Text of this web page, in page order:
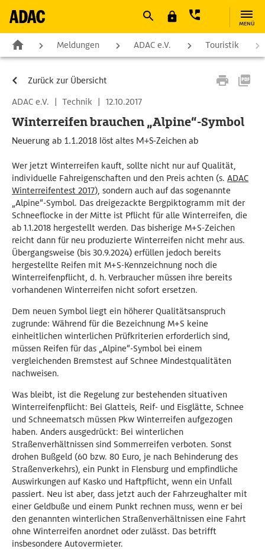
MENÜ
Meldungen ADAC e.V. Touristik
Zurück zur Übersicht
ADAC e.V.
| Technik | 12.10.2017
Winterreifen brauchen „Alpine“-Symbol
Neuerung ab 1.1.2018 löst altes M+S-Zeichen ab
Wer jetzt Winterreifen kauft, sollte nicht nur auf Qualität,
individuelle Fahreigenschaften und den Preis achten (s. ADAC
Winterreifentest 2017), sondern auch auf das sogenannte
„Alpine“-Symbol. Das dreigezackte Bergpiktogramm mit der
Schneeflocke in der Mitte ist Pflicht für alle Winterreifen, die
ab 1.1.2018 hergestellt werden. Das bisherige M+S-Zeichen
reicht dann für neu produzierte Winterreifen nicht mehr aus.
Übergangsweise (bis 30.9.2024) erfüllen jedoch bereits
hergestellte Reifen mit M+S-Kennzeichnung noch die
Winterreifenpflicht, d. h. Verbraucher müssen ihre bereits
vorhandenen Winterreifen nicht sofort ersetzen.
Dem neuen Symbol liegt ein höherer Qualitätsanspruch
zugrunde: Während für die Bezeichnung M+S keine
einheitlichen winterlichen Prüfkriterien erforderlich sind,
müssen Reifen für das „Alpine“-Symbol bei einem
vergleichenden Bremstest auf Schnee Mindestqualitäten
nachweisen.
Was bleibt, ist die Regelung zur bestehenden situativen
Winterreifenpflicht: Bei Glatteis, Reif- und Eisglätte, Schnee
und Schneematsch müssen Pkw Winterreifen aufgezogen
haben. Anders ausgedrückt: Bei winterlichen
Straßenverhältnissen sind Sommerreifen verboten. Sonst
drohen Bußgeld (60 bzw. 80 Euro, je nach Behinderung des
Straßenverkehrs), ein Punkt in Flensburg und empfindliche
Auswirkungen auf Kasko und Haftpflicht, wenn ein Unfall
passiert. Neu ist aber, dass jetzt auch der Fahrzeughalter mit
einer Geldbuße und einem Punkt rechnen muss, wenn er bei
den genannten winterlichen Straßenverhältnissen eine Fahrt
ohne Winterreifen anordnet oder zulässt. Das betrifft
insbesondere Autovermieter.